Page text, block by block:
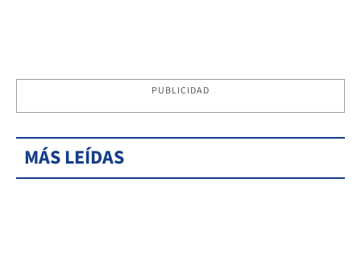
PUBLICIDAD
MÁS LEÍDAS